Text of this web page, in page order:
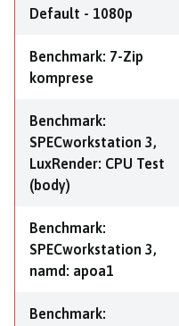
Default - 1080p
Benchmark: 7-Zip
komprese
Benchmark:
SPECworkstation 3,
LuxRender: CPU Test
(body)
Benchmark:
SPECworkstation 3,
namd: apoa1
Benchmark: